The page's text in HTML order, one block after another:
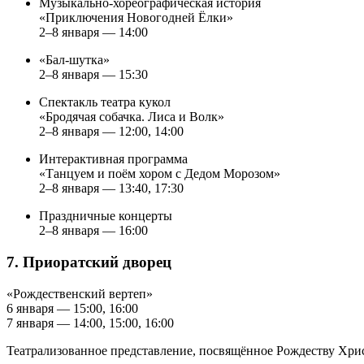
Музыкально-хореографическая история
«Приключения Новогодней Ёлки»
2–8 января — 14:00
«Бал-шутка»
2–8 января — 15:30
Спектакль театра кукол
«Бродячая собачка. Лиса и Волк»
2–8 января — 12:00, 14:00
Интерактивная программа
«Танцуем и поём хором с Дедом Морозом»
2–8 января — 13:40, 17:30
Праздничные концерты
2–8 января — 16:00
7. Приоратский дворец
«Рождественский вертеп»
6 января — 15:00, 16:00
7 января — 14:00, 15:00, 16:00
Театрализованное представление, посвящённое Рождеству